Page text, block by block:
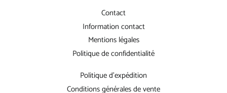
Contact
Information contact
Mentions légales
Politique de confidentialité
Politique d'expédition
Conditions générales de vente